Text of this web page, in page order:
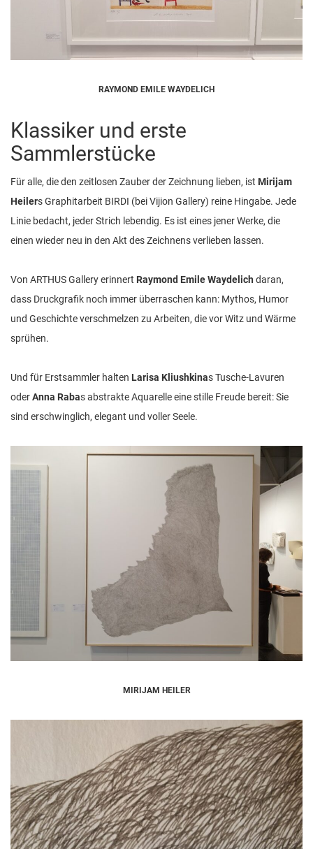
RAYMOND EMILE WAYDELICH
Klassiker und erste
Sammlerstücke
Für alle, die den zeitlosen Zauber der Zeichnung lieben, ist Mirijam
Heilers Graphitarbeit BIRDI (bei Vijion Gallery) reine Hingabe. Jede
Linie bedacht, jeder Strich lebendig. Es ist eines jener Werke, die
einen wieder neu in den Akt des Zeichnens verlieben lassen.
Von ARTHUS Gallery erinnert Raymond Emile Waydelich daran,
dass Druckgrafik noch immer überraschen kann: Mythos, Humor
und Geschichte verschmelzen zu Arbeiten, die vor Witz und Wärme
sprühen.
Und für Erstsammler halten Larisa Kliushkinas Tusche-Lavuren
oderAnna Rabas abstrakte Aquarelle eine stille Freude bereit: Sie
sind erschwinglich, elegant und voller Seele.
MIRIJAM HEILER